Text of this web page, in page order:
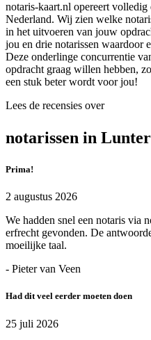
notaris-kaart.nl opereert
Nederland. Wij zien welke
in het uitvoeren van jouw
jou en drie notarissen waardoor
Deze onderlinge concurrentie
opdracht graag willen hebben,
een stuk beter wordt voor jou!
Lees de recensies over
notarissen in
Prima!
2 augustus 2026
We hadden snel een notaris via
erfrecht gevonden. De
moeilijke taal.
- Pieter van Veen
Had dit veel eerder moeten doen
25 juli 2026